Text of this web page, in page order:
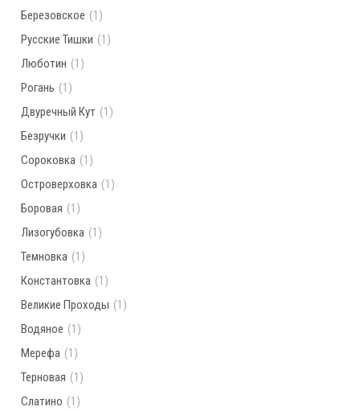
Березовское (1)
Русские Тишки (1)
Люботин (1)
Рогань (1)
Двуречный Кут (1)
Безручки (1)
Сороковка (1)
Островерховка (1)
Боровая (1)
Лизогубовка (1)
Темновка (1)
Константовка (1)
Великие Проходы (1)
Водяное (1)
Мерефа (1)
Терновая (1)
Слатино (1)